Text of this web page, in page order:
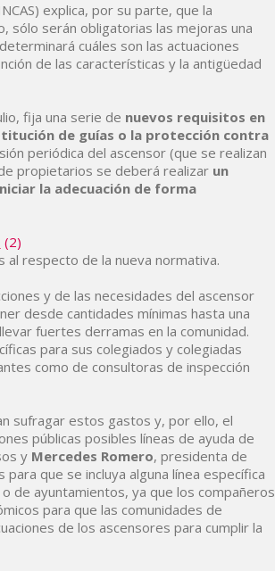
explica, por su parte, que la
sólo serán obligatorias las mejoras una
cuáles son las actuaciones
de las características y la antigüedad
fija una serie de nuevos requisitos en
de guías o la protección contra
periódica del ascensor (que se realizan
propietarios se deberá realizar un
la adecuación de forma
al respecto de la nueva normativa.
y de las necesidades del ascensor
desde cantidades mínimas hasta una
fuertes derramas en la comunidad.
para sus colegiados y colegiadas
como de consultoras de inspección
sufragar estos gastos y, por ello, el
públicas posibles líneas de ayuda de
y Mercedes Romero, presidenta de
que se incluya alguna línea específica
de ayuntamientos, ya que los compañeros
para que las comunidades de
de los ascensores para cumplir la